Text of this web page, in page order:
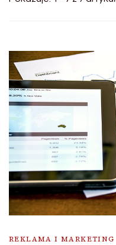
REKLAMA I MARKETING